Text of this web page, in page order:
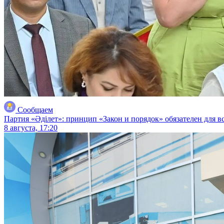
Сообщаем
Партия «Әділет»: принцип «Закон и порядок» обязателен для
8 августа, 17:20